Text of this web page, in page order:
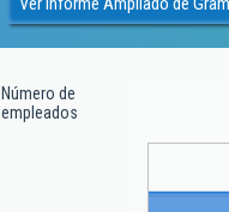
Número de
empleados